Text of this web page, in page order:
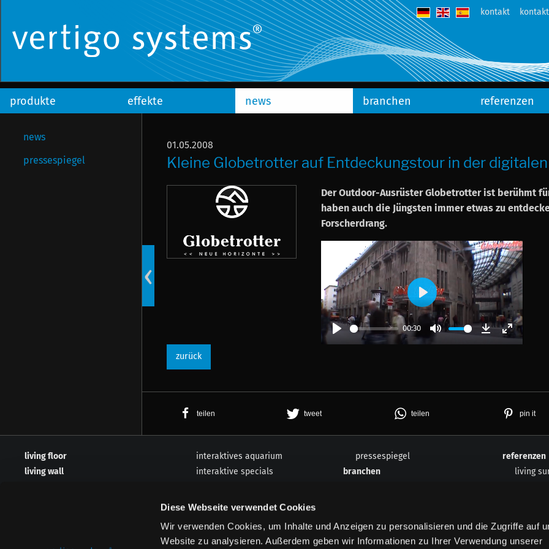
Diese Webseite verwendet Cookies
Wir verwenden Cookies, um Inhalte und Anzeigen zu personalisieren und die Zugriffe auf
Website zu analysieren. Außerdem geben wir Informationen zu Ihrer Verwendung unserer
kontakt
produkte effekte news branchen referenzen
news
pressespiegel
‹
01.05.2008
Kleine Globetrotter auf Entdeckungstour in der
Der Outdoor-Ausrüster Globetrotter ist berühmt
haben auch die Jüngsten immer etwas zu
Forscherdrang.
Play
00:30
Mute Download
Enter
Play
zurück
teilen tweet teilen pin it
living floor
living wall
interaktives aquarium
interaktive specials
effekte
themenwelten
pressespiegel
branchen
interactive attractions
referenzen
living